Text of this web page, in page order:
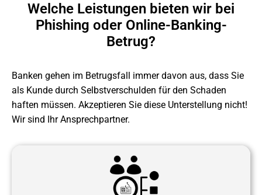
Welche Leistungen bieten wir bei
Phishing oder Online-Banking-
Betrug?
Banken gehen im Betrugsfall immer davon aus, dass Sie
als Kunde durch Selbstverschulden für den Schaden
haften müssen. Akzeptieren Sie diese Unterstellung nicht!
Wir sind Ihr Ansprechpartner.